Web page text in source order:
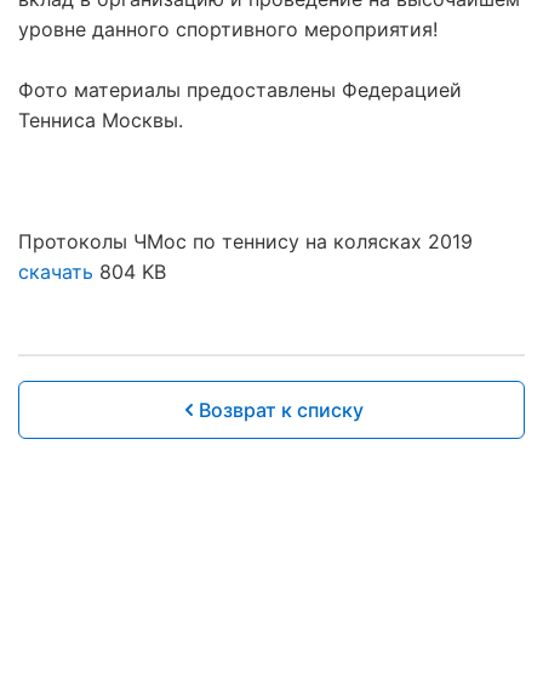
уровне данного спортивного мероприятия!
Фото материалы предоставлены Федерацией
Тенниса Москвы.
Протоколы ЧМос по теннису на колясках 2019
скачать 804 KB
Возврат к списку